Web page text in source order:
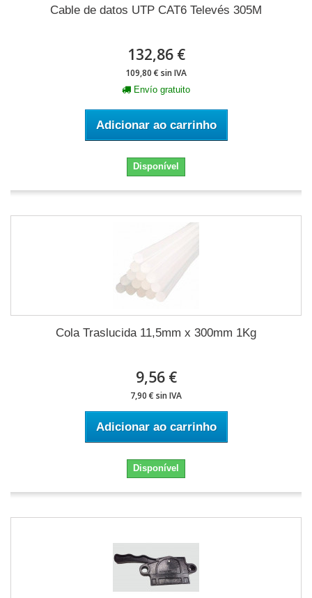
Cable de datos UTP CAT6 Televés 305M
132,86 €
109,80 € sin IVA
Envío gratuito
Adicionar ao carrinho
Disponível
Cola Traslucida 11,5mm x 300mm 1Kg
9,56 €
7,90 € sin IVA
Adicionar ao carrinho
Disponível